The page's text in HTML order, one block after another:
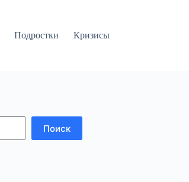
Подростки Кризисы
Поиск